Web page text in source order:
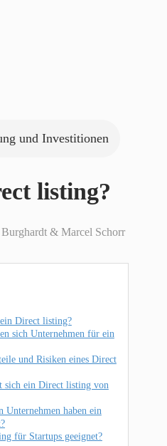
und Investitionen
listing?
Burghardt & Marcel Schorr
Direct listing?
sich Unternehmen für ein
und Risiken eines Direct
sich ein Direct listing von
Unternehmen haben ein
für Startups geeignet?